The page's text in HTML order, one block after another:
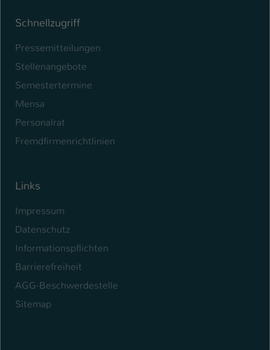
Schnellzugriff
Pressemitteilungen
Stellenangebote
Semestertermine
Mensa
Personalrat
Fremdfirmenrichtlinien
Links
Impressum
Datenschutz
Informationspflichten
Barrierefreiheit
AGG-Beschwerdestelle
Sitemap